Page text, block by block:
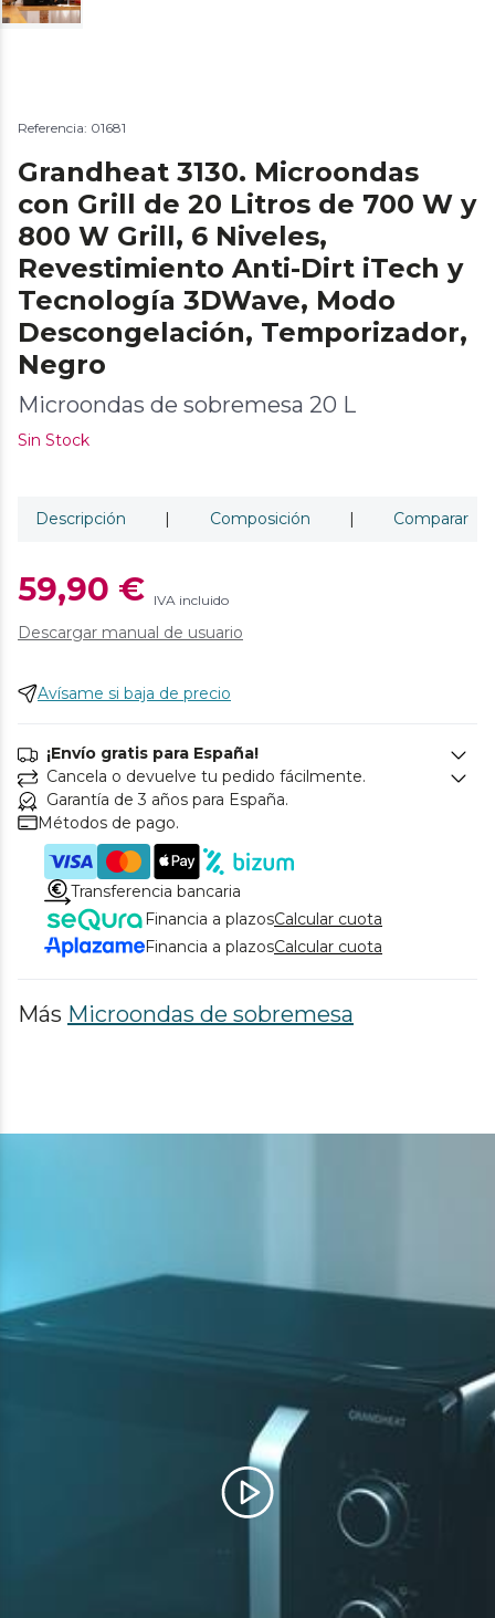
Referencia: 01681
Grandheat 3130. Microondas
con Grill de 20 Litros de 700 W y
800 W Grill, 6 Niveles,
Revestimiento Anti-Dirt iTech y
Tecnología 3DWave, Modo
Descongelación, Temporizador,
Negro
Microondas de sobremesa 20 L
Sin Stock
Descripción | Composición | Comparar
59,90 € IVA incluido
Descargar manual de usuario
Avísame si baja de precio
¡Envío gratis para España!
Cancela o devuelve tu pedido fácilmente.
Garantía de 3 años para España.
Métodos de pago.
Transferencia bancaria
Financia a plazosCalcular cuota
Financia a plazosCalcular cuota
Más Microondas de sobremesa